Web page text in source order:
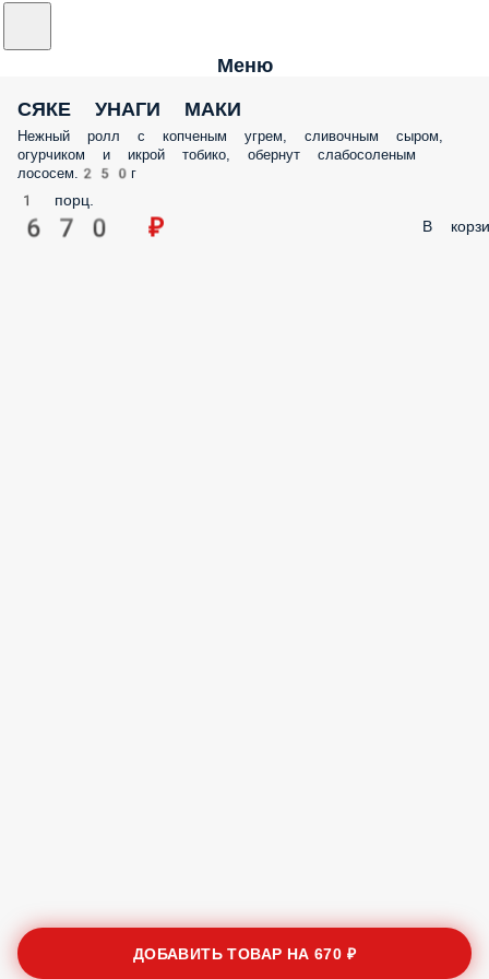
Меню
СЯКЕ УНАГИ МАКИ
Нежный ролл с копченым угрем, сливочным сыром,
огурчиком и икрой тобико, обернут слабосоленым
лососем.250г
1 порц.
670 ₽ В
ДОБАВИТЬ ТОВАР НА670 ₽